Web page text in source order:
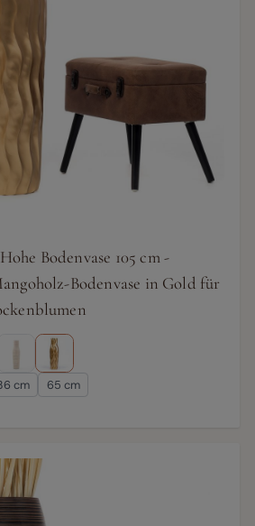
Bodenvase 105 cm -
Bodenvase in Gold für
cm 65 cm